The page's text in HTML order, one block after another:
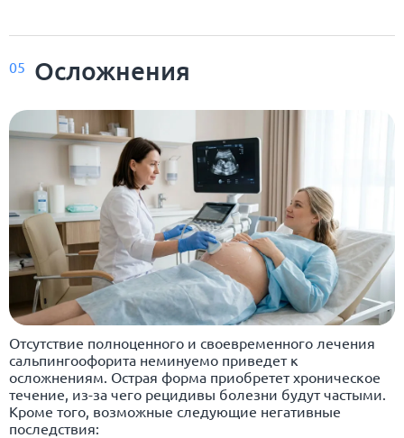
05 Осложнения
Отсутствие полноценного и своевременного лечения
сальпингоофорита неминуемо приведет к
осложнениям. Острая форма приобретет хроническое
течение, из-за чего рецидивы болезни будут частыми.
Кроме того, возможные следующие негативные
последствия: